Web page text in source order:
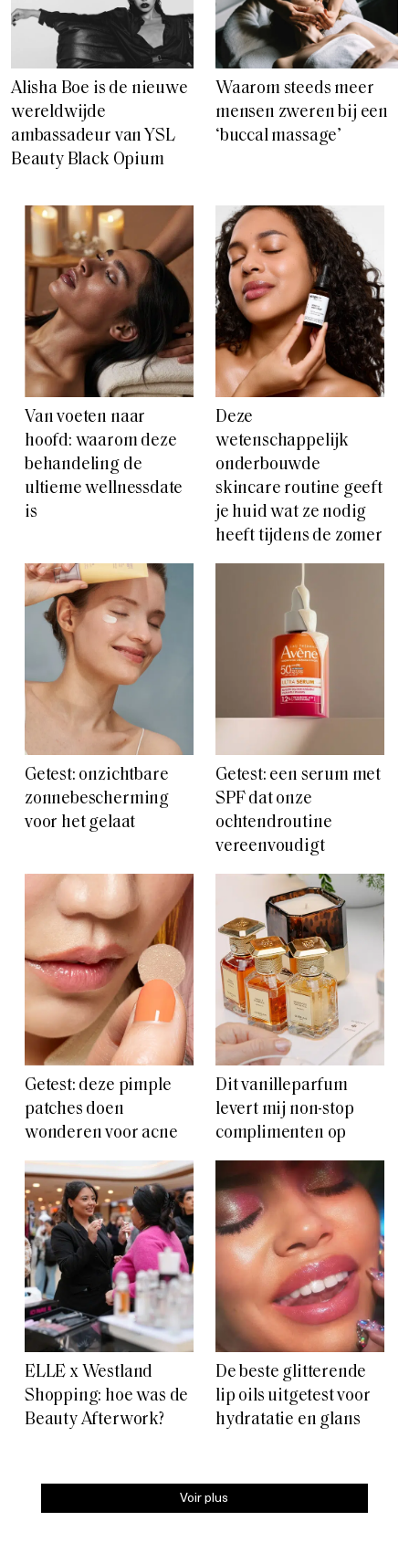
Alisha Boe is de nieuwe
wereldwijde
ambassadeur van YSL
Beauty Black Opium
Waarom steeds meer
mensen zweren bij een
‘buccal massage’
Van voeten naar
hoofd: waarom deze
behandeling de
ultieme wellnessdate
is
Deze
wetenschappelijk
onderbouwde
skincare routine geeft
je huid wat ze nodig
heeft tijdens de zomer
Getest: onzichtbare
zonnebescherming
voor het gelaat
Getest: een serum met
SPF dat onze
ochtendroutine
vereenvoudigt
Getest: deze pimple
patches doen
wonderen voor acne
Dit vanilleparfum
levert mij non-stop
complimenten op
ELLE x Westland
Shopping: hoe was de
Beauty Afterwork?
De beste glitterende
lip oils uitgetest voor
hydratatie en glans
Voir plus